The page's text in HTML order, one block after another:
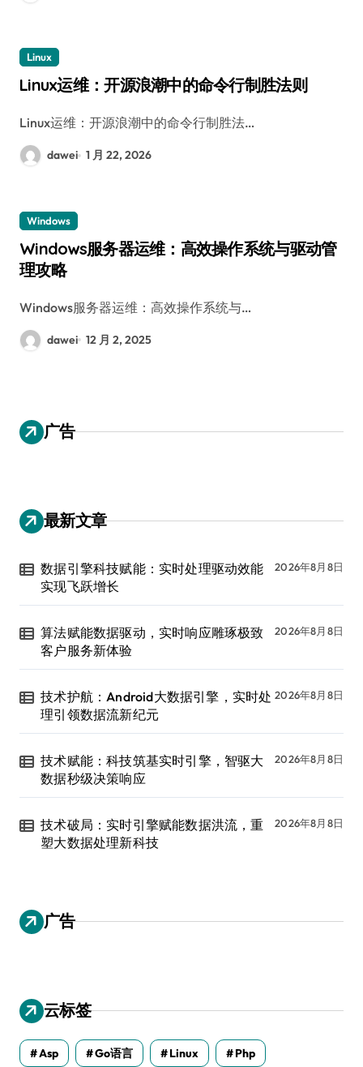
Linux
Linux运维：开源浪潮中的命令行制胜法则
Linux运维：开源浪潮中的命令行制胜法…
dawei 1 月 22, 2026
Windows
Windows服务器运维：高效操作系统与驱动管
理攻略
Windows服务器运维：高效操作系统与…
dawei 12 月 2, 2025
广告
最新文章
数据引擎科技赋能：实时处理驱动效能
实现飞跃增长
2026年8月8日
算法赋能数据驱动，实时响应雕琢极致
客户服务新体验
2026年8月8日
技术护航：Android大数据引擎，实时处
理引领数据流新纪元
2026年8月8日
技术赋能：科技筑基实时引擎，智驱大
数据秒级决策响应
2026年8月8日
技术破局：实时引擎赋能数据洪流，重
塑大数据处理新科技
2026年8月8日
广告
云标签
Asp Go语言 Linux Php